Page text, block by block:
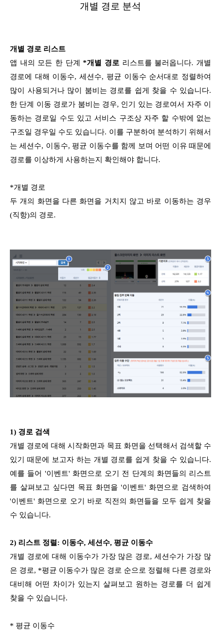
개별 경로 분석
개별 경로 리스트
앱 내의 모든 한 단계*개별 경로 리스트를 불러옵니다. 개별
경로에 대해 이동수, 세션수, 평균 이동수 순서대로 정렬하여
많이 사용되거나 많이 붐비는 경로를 쉽게 찾을 수 있습니다.
한 단계 이동 경로가 붐비는 경우, 인기 있는 경로여서 자주 이
동하는 경로일 수도 있고 서비스 구조상 자주 할 수밖에 없는
구조일 경우일 수도 있습니다. 이를 구분하여 분석하기 위해서
는 세션수, 이동수, 평균 이동수를 함께 보며 어떤 이유 때문에
경로를 이상하게 사용하는지 확인해야 합니다.
*개별 경로
두 개의 화면을 다른 화면을 거치지 않고 바로 이동하는 경우
(직항)의 경로.
1) 경로 검색
개별 경로에 대해 시작화면과 목표 화면을 선택해서 검색할 수
있기 때문에 보고자 하는 개별 경로를 쉽게 찾을 수 있습니다.
예를 들어 '이벤트' 화면으로 오기 전 단계의 화면들의 리스트
를 살펴보고 싶다면 목표 화면을 '이벤트' 화면으로 검색하여
'이벤트' 화면으로 오기 바로 직전의 화면들을 모두 쉽게 찾을
수 있습니다.
2) 리스트 정렬: 이동수, 세션수, 평균 이동수
개별 경로에 대해 이동수가 가장 많은 경로, 세션수가 가장 많
은 경로, *평균 이동수가 많은 경로 순으로 정렬해 다른 경로와
대비해 어떤 차이가 있는지 살펴보고 원하는 경로를 더 쉽게
찾을 수 있습니다.
* 평균 이동수